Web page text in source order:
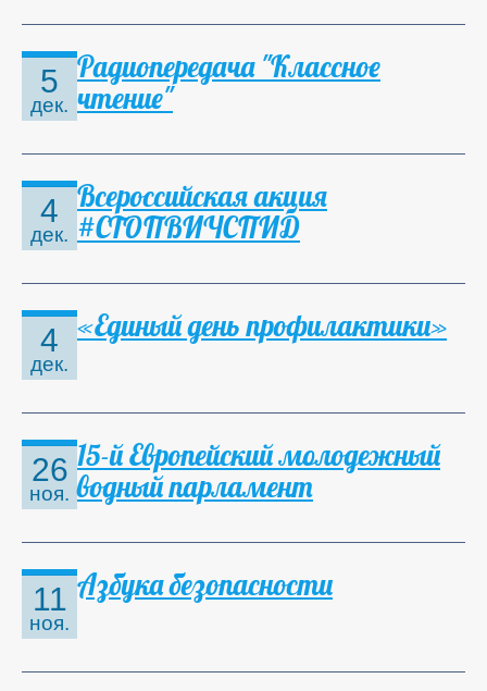
5
дек.
Радиопередача "Классное
чтение"
4
дек.
Всероссийская акция
#СТОПВИЧСПИД
4
дек.
«Единый день профилактики»
26
ноя.
15-й Европейский молодежный
водный парламент
11
ноя.
Азбука безопасности